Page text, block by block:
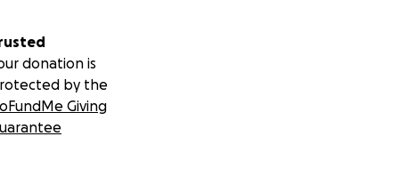
donation is
by the
Giving